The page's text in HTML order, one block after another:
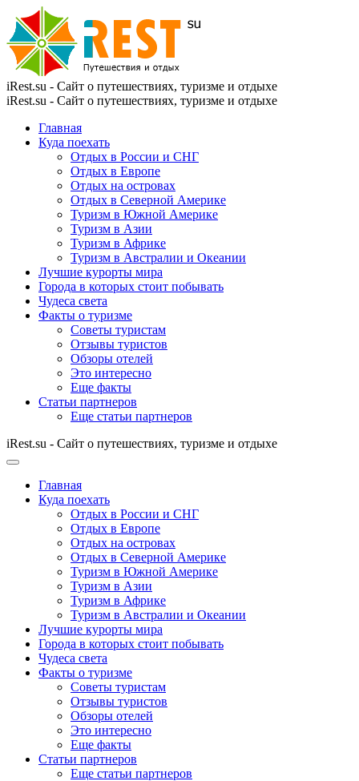
iRest.su - Сайт о путешествиях, туризме и отдыхе
iRest.su - Сайт о путешествиях, туризме и отдыхе
Главная
Куда поехать
Отдых в России и СНГ
Отдых в Европе
Отдых на островах
Отдых в Северной Америке
Туризм в Южной Америке
Туризм в Азии
Туризм в Африке
Туризм в Австралии и Океании
Лучшие курорты мира
Города в которых стоит побывать
Чудеса света
Факты о туризме
Советы туристам
Отзывы туристов
Обзоры отелей
Это интересно
Еще факты
Статьи партнеров
Еще статьи партнеров
iRest.su - Сайт о путешествиях, туризме и отдыхе
Главная
Куда поехать
Отдых в России и СНГ
Отдых в Европе
Отдых на островах
Отдых в Северной Америке
Туризм в Южной Америке
Туризм в Азии
Туризм в Африке
Туризм в Австралии и Океании
Лучшие курорты мира
Города в которых стоит побывать
Чудеса света
Факты о туризме
Советы туристам
Отзывы туристов
Обзоры отелей
Это интересно
Еще факты
Статьи партнеров
Еще статьи партнеров